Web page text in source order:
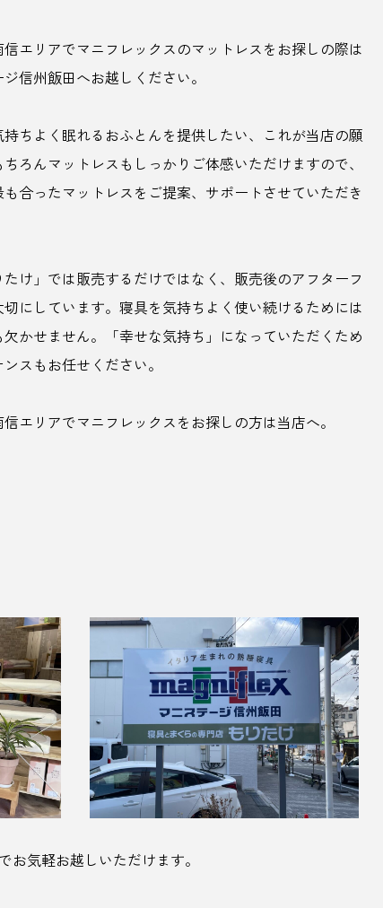
エリアでマニフレックスのマットレスをお探しの際は
信州飯田へお越しください。
持ちよく眠れるおふとんを提供したい、これが当店の願
ろんマットレスもしっかりご体感いただけますので、
も合ったマットレスをご提案、サポートさせていただき
たけ」では販売するだけではなく、販売後のアフターフ
切にしています。寝具を気持ちよく使い続けるためには
欠かせません。「幸せな気持ち」になっていただくため
スもお任せください。
エリアでマニフレックスをお探しの方は当店へ。
気軽お越しいただけます。